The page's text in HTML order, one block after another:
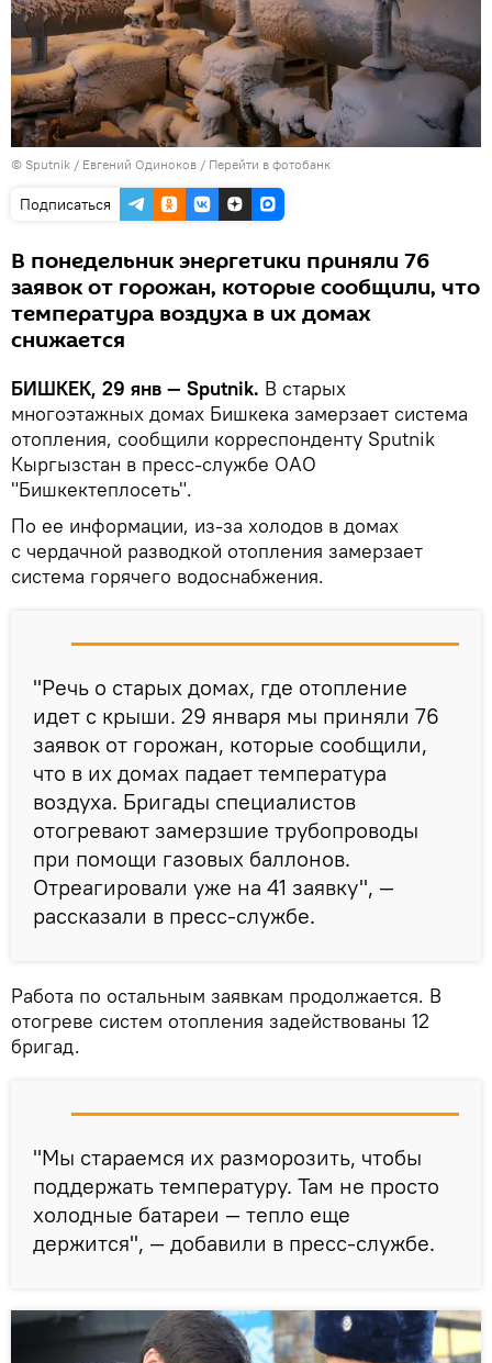
© Sputnik / Евгений Одиноков / Перейти в фотобанк
Подписаться
В понедельник энергетики приняли 76
заявок от горожан, которые сообщили, что
температура воздуха в их домах
снижается
БИШКЕК, 29 янв — Sputnik. В старых
многоэтажных домах Бишкека замерзает система
отопления, сообщили корреспонденту Sputnik
Кыргызстан в пресс-службе ОАО
"Бишкектеплосеть".
По ее информации, из-за холодов в домах
с чердачной разводкой отопления замерзает
система горячего водоснабжения.
"Речь о старых домах, где отопление
идет с крыши. 29 января мы приняли 76
заявок от горожан, которые сообщили,
что в их домах падает температура
воздуха. Бригады специалистов
отогревают замерзшие трубопроводы
при помощи газовых баллонов.
Отреагировали уже на 41 заявку", —
рассказали в пресс-службе.
Работа по остальным заявкам продолжается. В
отогреве систем отопления задействованы 12
бригад.
"Мы стараемся их разморозить, чтобы
поддержать температуру. Там не просто
холодные батареи — тепло еще
держится", — добавили в пресс-службе.